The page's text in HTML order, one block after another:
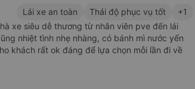
Lái xe an toàn Thái độ phục vụ tốt
+1
xe siêu dễ thương từ nhân viên pve đến lái
nhiệt tình nhẹ nhàng, có bánh mì nước yến
khách rất ok đáng để lựa chọn mỗi lần đi về